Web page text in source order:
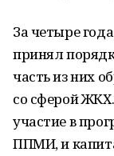
За четыре
принял
часть из них
со сферой
участие в
ППМИ, и